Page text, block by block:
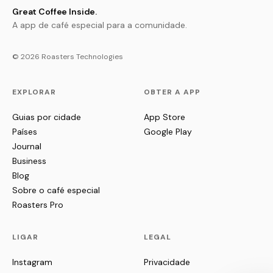
Great Coffee Inside.
A app de café especial para a comunidade.
© 2026 Roasters Technologies
EXPLORAR
Guias por cidade
Países
Journal
Business
Blog
Sobre o café especial
Roasters Pro
OBTER A APP
App Store
Google Play
LIGAR
Instagram
LEGAL
Privacidade